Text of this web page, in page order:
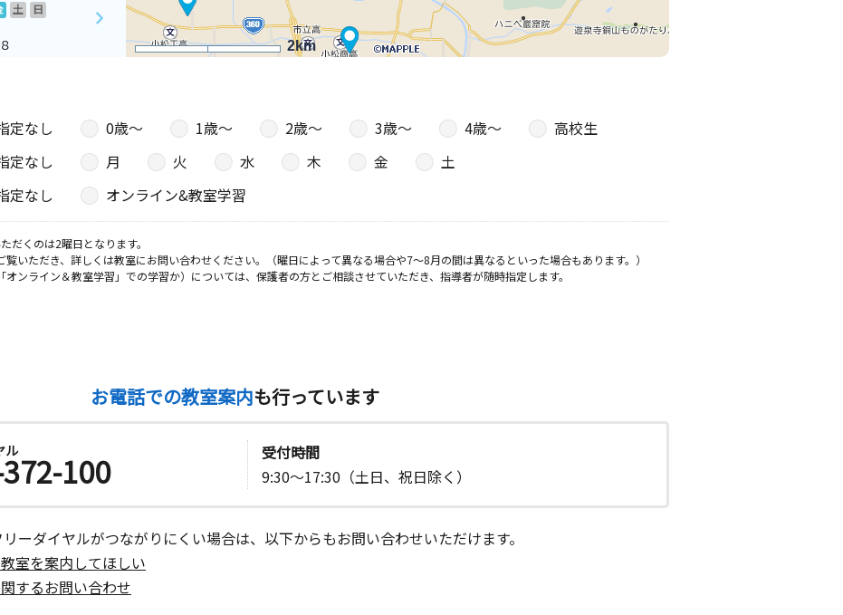
2km
土
日
定なし 0歳〜 1歳〜 2歳〜 3歳〜 4歳〜
高校生
定なし 月 火 水 木 金
土
定なし オンライン&教室学習
だくのは2曜日となります。
いただき、詳しくは教室にお問い合わせください。（曜日によって異なる場合や7～8月の間は異なるといった場合もあります。）
ンライン＆教室学習」での学習か）については、保護者の方とご相談させていただき、指導者が随時指定します。
お電話での教室案内も行っています
ル 100
受付時間
9:30～17:30（土日、祝日除く）
ーダイヤルがつながりにくい場合は、以下からもお問い合わせいただけます。
室を案内してほしい
するお問い合わせ